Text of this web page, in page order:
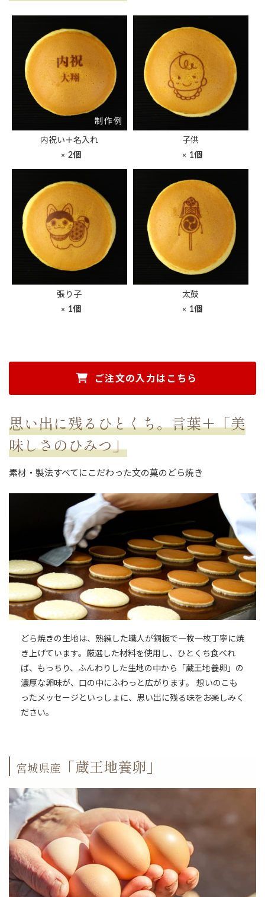
内祝い＋名入れ
2個
子供
1個
張り子
1個
太鼓
1個
ご注文の入力はこちら
思い出に残るひとくち。言葉＋「美
味しさのひみつ」
素材・製法すべてにこだわった文の菓のどら焼き
どら焼きの生地は、熟練した職人が銅板で一枚一枚丁寧に焼
き上げています。厳選した材料を使用し、ひとくち食べれ
ば、もっちり、ふんわりした生地の中から「蔵王地養卵」の
濃厚な卵味が、口の中にふわっと広がります。 想いのこも
ったメッセージといっしょに、思い出に残る味をお楽しみく
ださい。
宮城県産 「蔵王地養卵」